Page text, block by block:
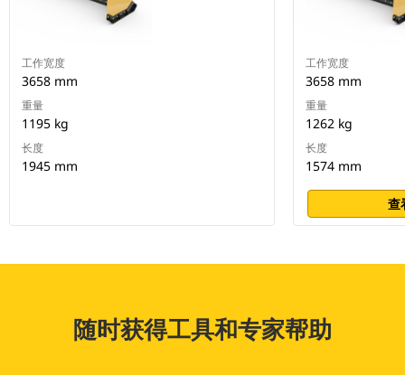
工作宽度
3658 mm
重量
1195 kg
长度
1945 mm
工作宽度
3658 mm
重量
1262 kg
长度
1574 mm
查
随时获得工具和专家帮助